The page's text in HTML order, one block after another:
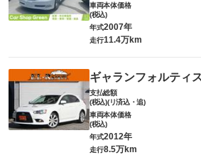
車両本体価格
(税込)
年式2007年
走行11.4万km
ギャランフォルティ
支払総額
(税込)(リ済込・追)
車両本体価格
(税込)
年式2012年
走行8.5万km